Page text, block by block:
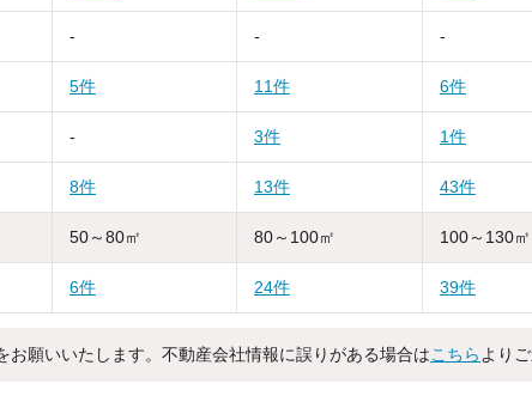
- - -
5件 11件 6件
- 3件 1件
8件 13件 43件
50～80㎡ 80～100㎡ 100～130㎡
6件 24件 39件
お願いいたします。不動産会社情報に誤りがある場合はこちら より